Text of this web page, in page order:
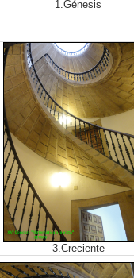
1.Génesis
3.Creciente